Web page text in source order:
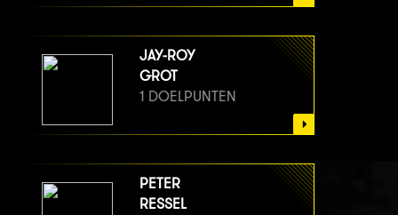
JAY-ROY
GROT
1 DOELPUNTEN
PETER
RESSEL